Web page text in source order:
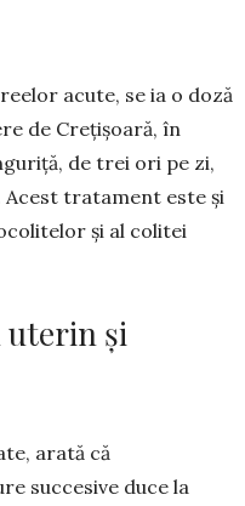
acute, se ia o doză
de Cre­­ţişoară, în
de trei ori pe zi,
tratament este şi
și al colitei
uterin și
arată că
succesive duce la